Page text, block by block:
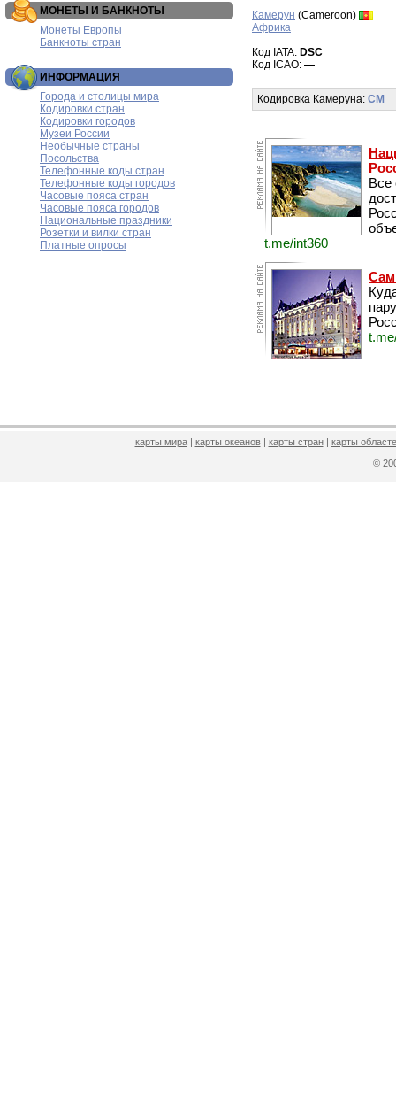
МОНЕТЫ И БАНКНОТЫ
Монеты Европы
Банкноты стран
ИНФОРМАЦИЯ
Города и столицы мира
Кодировки стран
Кодировки городов
Музеи России
Необычные страны
Посольства
Телефонные коды стран
Телефонные коды городов
Часовые пояса стран
Часовые пояса городов
Национальные праздники
Розетки и вилки стран
Платные опросы
Камерун (Cameroon)
Африка
Код IATA: DSC
Код ICAO: —
Кодировка Камеруна: CM
Все
t.me/int360
карты мира| карты океанов| карты стран| карты
©